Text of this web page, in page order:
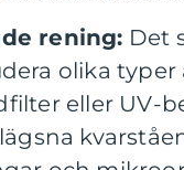
rening: Det
olika typer
eller UV-